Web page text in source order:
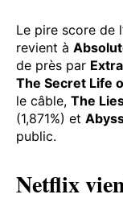
Le pire score de
revient à
de près par
The Secret Life
le câble, The
(1,871%) et
public.
Netflix